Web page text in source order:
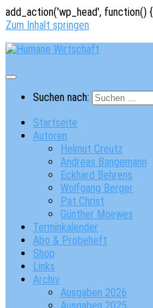
add_action('wp_head',
Zum Inhalt springen
Suchen nach:
Startseite
Autoren
Helmut Creutz
Andreas Bangemann
Eckhard Behrens
Wolfgang Berger
Pat Christ
Günther Moewes
Terminkalender
Abo & Probeheft
Shop
Links
Archiv
Ausgaben 2026